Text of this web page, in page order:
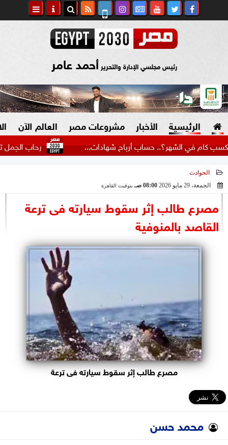
رئيس مجلسي الإدارة والتحرير أحمد عامر
الرئيسية الأخبار
السياسة
الرئاسة
البرلمان
مشروعات مصر
صنع في مصر
العالم الآن
رحاب الجمل تنضم
الحوادث
الجمعة، 29 مايو 2026
08:00 صـ بتوقيت القاهرة
مصرع طالب إثر سقوط سيارته فى ترعة
القاصد بالمنوفية
مصرع طالب إثر سقوط سيارته فى ترعة
محمد حسن